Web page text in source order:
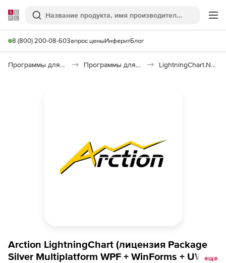
Softline
Поиск
8 (800) 200-08-60Запрос ценыИнферитБлог
Программы для программирования Программы для разработки ПО LightningChart.NET
Arction LightningChart (лицензия Package
Silver Multiplatform WPF + WinForms + UWP),
еще